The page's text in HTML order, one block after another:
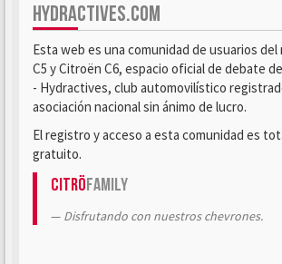
HYDRACTIVES.COM
Esta web es una comunidad de usuarios
C5 y Citroën C6, espacio oficial de debate
- Hydractives, club automovilístico
asociación nacional sin ánimo de lucro.
El registro y acceso a esta comunidad es
gratuito.
CitröFamily
Disfrutando con nuestros chevrones.